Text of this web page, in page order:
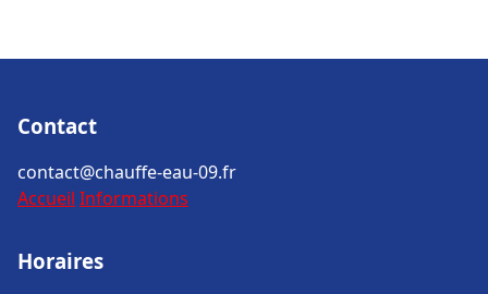
Contact
contact@chauffe-eau-09.fr
Accueil Informations
Horaires